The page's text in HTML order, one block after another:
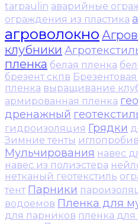
tarpaulin аварийные
ограждения из пластика
агроволокно
клубники
пленка белая пленка
брезент скпв
пленка выращивание
армированная пленка
дренажный
гидроизоляция Грядки
Зимние тенты
Мульчирования навес
навес из полиэстера
нетканый геотекстиль
тент Парники
водоемов Пленка для
для парников пленка